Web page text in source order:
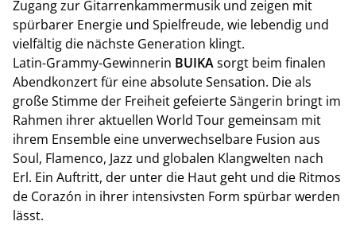
Zugang zur Gitarrenkammermusik und zeigen mit
spürbarer Energie und Spielfreude, wie lebendig und
vielfältig die nächste Generation klingt.
Latin-Grammy-Gewinnerin BUIKAsorgt beim finalen
Abendkonzert für eine absolute Sensation. Die als
große Stimme der Freiheit gefeierte Sängerin bringt im
Rahmen ihrer aktuellen World Tour gemeinsam mit
ihrem Ensemble eine unverwechselbare Fusion aus
Soul, Flamenco, Jazz und globalen Klangwelten nach
Erl. Ein Auftritt, der unter die Haut geht und die Ritmos
de Corazón in ihrer intensivsten Form spürbar werden
lässt.